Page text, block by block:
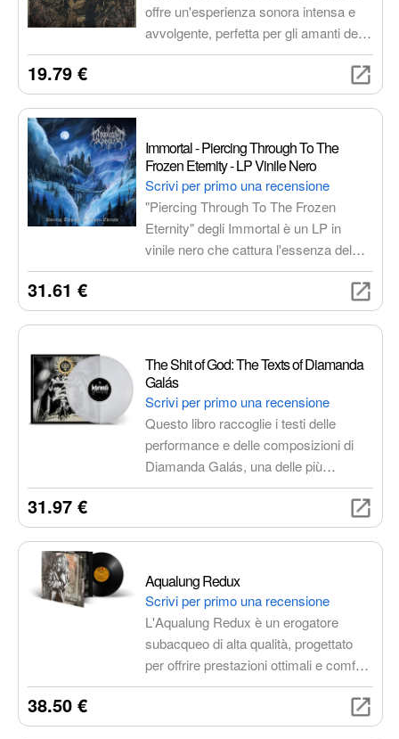
offre un'esperienza sonora intensa e
avvolgente, perfetta per gli amanti della
musica alternativa. Un'edizione
speciale da collezione con una qualità
audio superiore e un'atmosfera cupa e
19.79 €
Immortal - Piercing Through To The
Frozen Eternity - LP Vinile Nero
Scrivi per primo una recensione
"Piercing Through To The Frozen
Eternity" degli Immortal è un LP in
vinile nero che cattura l'essenza del
black metal norvegese. Un viaggio
battaglie mitiche, con riff di chitarra
cavernosa. Un classico imperdibile per
gli appassionati del genere.
31.61 €
The Shit of God: The Texts of Diamanda
Galás
Scrivi per primo una recensione
Questo libro raccoglie i testi delle
performance e delle composizioni di
Diamanda Galás, una delle più
importanti e controverse artiste
performative al mondo. La sua voce,
potente e versatile, è in grado di
l'isolamento della condizione umana di
fronte all'AIDS e alla follia.
31.97 €
Aqualung Redux
Scrivi per primo una recensione
L'Aqualung Redux è un erogatore
subacqueo di alta qualità, progettato
per offrire prestazioni ottimali e comfort
senza pari. Dotato di un design
ergonomico e materiali resistenti alla
corrosione, è ideale per subacquei
38.50 €